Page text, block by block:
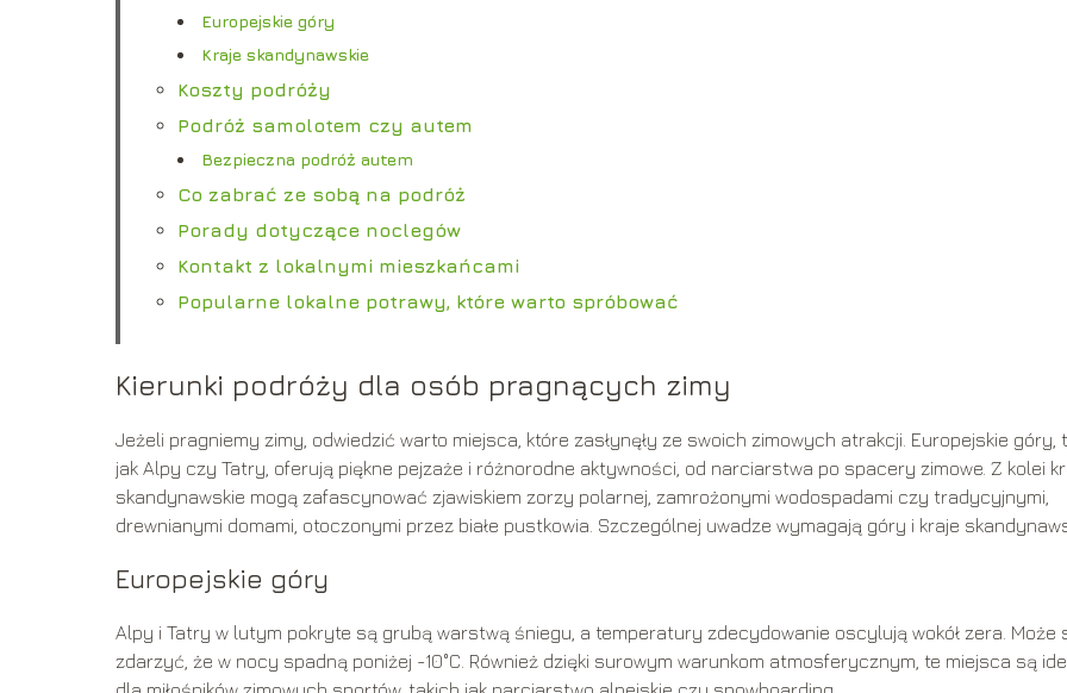
Europejskie góry
Kraje skandynawskie
Koszty podróży
Podróż samolotem czy autem
Bezpieczna podróż autem
Co zabrać ze sobą na podróż
Porady dotyczące noclegów
Kontakt z lokalnymi mieszkańcami
Popularne lokalne potrawy, które warto spróbować
Kierunki podróży dla osób pragnących zimy
Jeżeli pragniemy zimy, odwiedzić warto miejsca, które zasłynęły ze swoich zimowych atrakcji. Europejskie góry,
jak Alpy czy Tatry, oferują piękne pejzaże i różnorodne aktywności, od narciarstwa po spacery zimowe. Z kolei
skandynawskie mogą zafascynować zjawiskiem zorzy polarnej, zamrożonymi wodospadami czy tradycyjnymi,
drewnianymi domami, otoczonymi przez białe pustkowia. Szczególnej uwadze wymagają góry i kraje
Europejskie góry
Alpy i Tatry w lutym pokryte są grubą warstwą śniegu, a temperatury zdecydowanie oscylują wokół zera. Może
zdarzyć, że w nocy spadną poniżej -10°C. Również dzięki surowym warunkom atmosferycznym, te miejsca są